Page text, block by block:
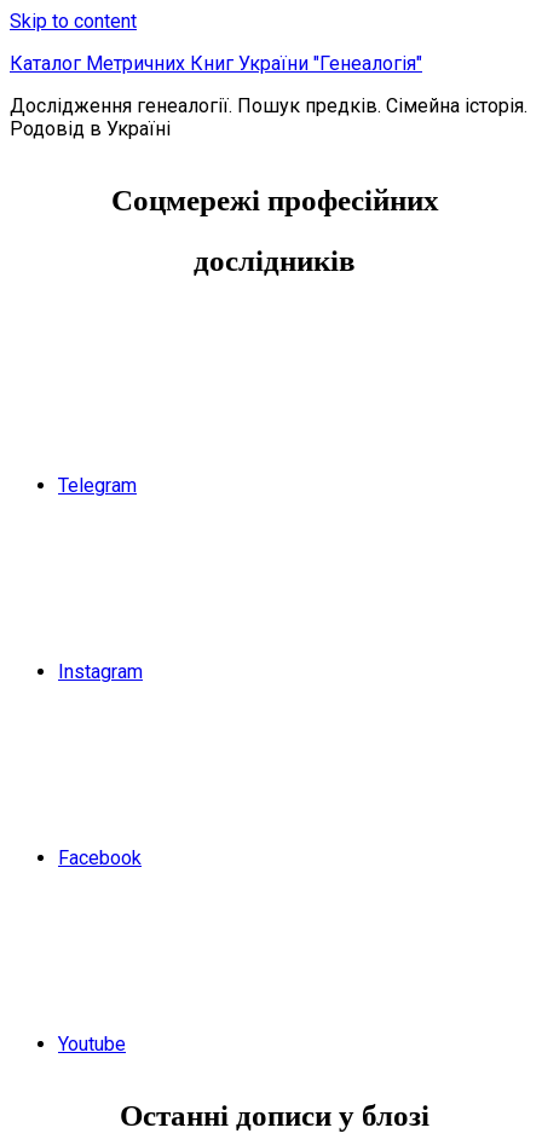
Skip to content
Каталог Метричних Книг України "Генеалогія"
Дослідження генеалогії. Пошук предків. Сімейна історія.
Родовід в Україні
Соцмережі професійних
дослідників
Telegram
Instagram
Facebook
Youtube
Останні дописи у блозі